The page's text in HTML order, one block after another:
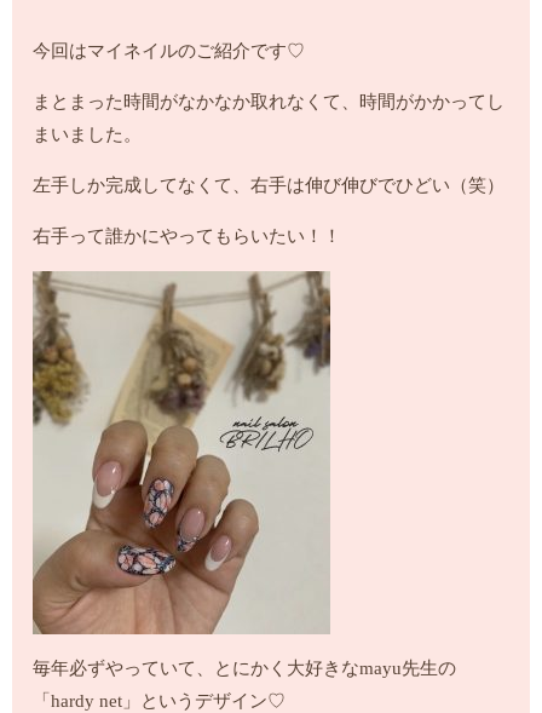
今回はマイネイルのご紹介です♡
まとまった時間がなかなか取れなくて、時間がかかってし
まいました。
左手しか完成してなくて、右手は伸び伸びでひどい（笑）
右手って誰かにやってもらいたい！！
毎年必ずやっていて、とにかく大好きなmayu先生の
「hardy net」というデザイン♡